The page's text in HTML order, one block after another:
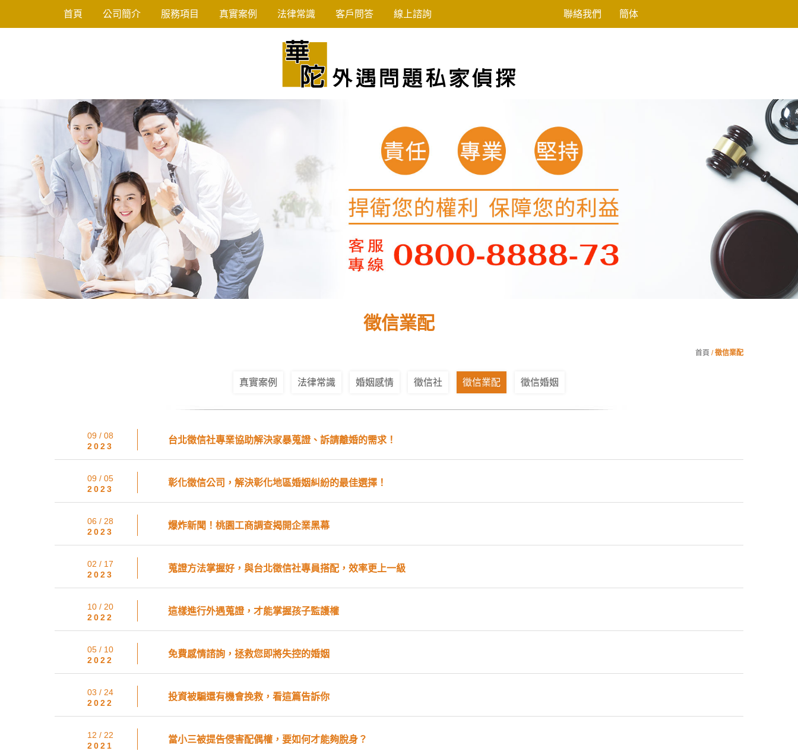
徵信業配首頁 公司簡介 服務項目 真實案例 法律常識 客戶問答 線上諮詢 聯絡我們 簡体
徵信業配
首頁 /徵信業配
真實案例 法律常識 婚姻感情 徵信社 徵信業配 徵信婚姻
09 / 08
2023
台北徵信社專業協助解決家暴蒐證、訴請離婚的需求！
09 / 05
2023
彰化徵信公司，解決彰化地區婚姻糾紛的最佳選擇！
06 / 28
2023
爆炸新聞！桃園工商調查揭開企業黑幕
02 / 17
2023
蒐證方法掌握好，與台北徵信社專員搭配，效率更上一級
10 / 20
2022
這樣進行外遇蒐證，才能掌握孩子監護權
05 / 10
2022
免費感情諮詢，拯救您即將失控的婚姻
03 / 24
2022
投資被騙還有機會挽救，看這篇告訴你
12 / 22
2021
當小三被提告侵害配偶權，要如何才能夠脫身？